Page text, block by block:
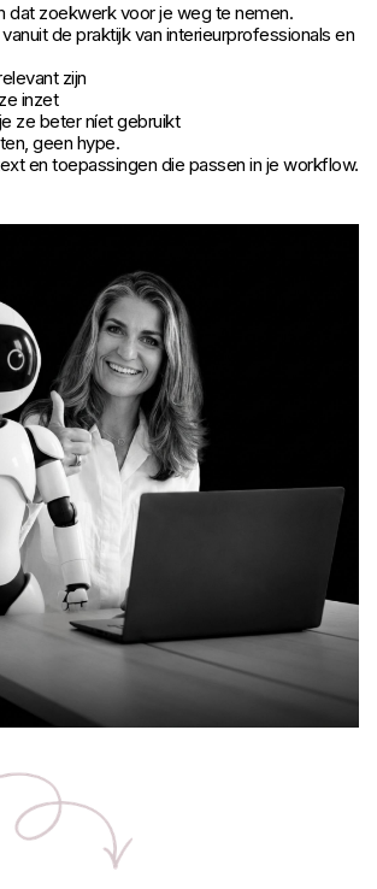
dat zoekwerk voor je weg te nemen.
de praktijk van interieurprofessionals en
zijn
inzet
ze beter níet gebruikt
geen hype.
en toepassingen die passen in je workflow.